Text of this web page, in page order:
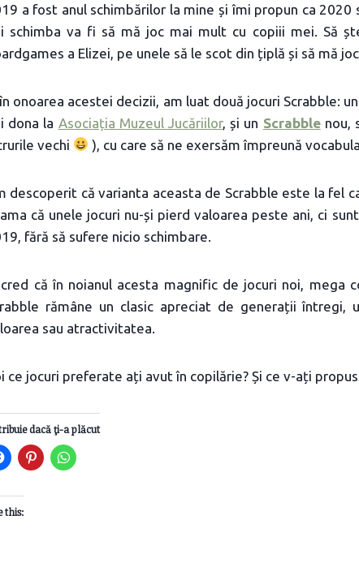
a fost anul schimbărilor la mine și îmi propun ca 2020
schimba va fi să mă joc mai mult cu copiii mei. Să
a Elizei, pe unele să le scot din țiplă și să mă
onoarea acestei decizii, am luat două jocuri Scrabble:
dona la Asociația Muzeul Jucăriilor, și un Scrabblenou,
vechi
), cu care să ne exersăm împreună
descoperit că varianta aceasta de Scrabble este la fel
că unele jocuri nu-și pierd valoarea peste ani, ci
fără să sufere nicio schimbare.
că în noianul acesta magnific de jocuri noi, mega
rămâne un clasic apreciat de generații întregi,
sau atractivitatea.
ce jocuri preferate ați avut în copilărie? Și ce v-ați
dacă ţi-a plăcut
this: